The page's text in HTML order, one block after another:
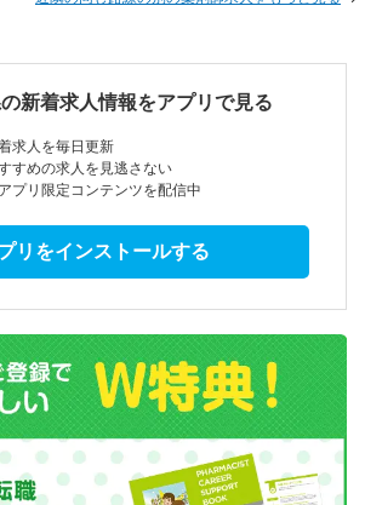
新着求人情報をアプリで見る
求人を毎日更新
すめの求人を見逃さない
プリ限定コンテンツを配信中
リをインストールする